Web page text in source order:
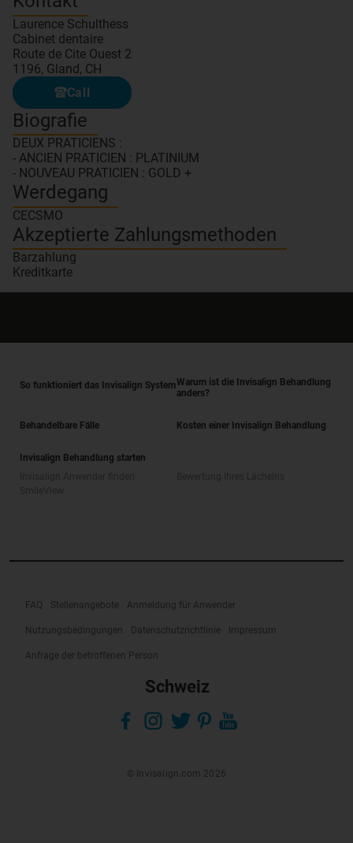
Laurence Schulthess
Cabinet dentaire
Route de Cite Ouest 2
1196, Gland, CH
Call
Biografie
DEUX PRATICIENS :
- ANCIEN PRATICIEN : PLATINIUM
- NOUVEAU PRATICIEN : GOLD +
Werdegang
CECSMO
Akzeptierte Zahlungsmethoden
Barzahlung
Kreditkarte
So funktioniert das Invisalign SystemWarum ist die Invisalign Behandlung
anders?
Behandelbare Fälle Kosten einer Invisalign Behandlung
Invisalign Behandlung starten
FAQ Stellenangebote Anmeldung für Anwender
Nutzungsbedingungen Datenschutzrichtlinie Impressum
Anfrage der betroffenen Person
Schweiz
© Invisalign.com 2026